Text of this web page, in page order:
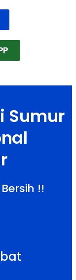
Sumur
!!